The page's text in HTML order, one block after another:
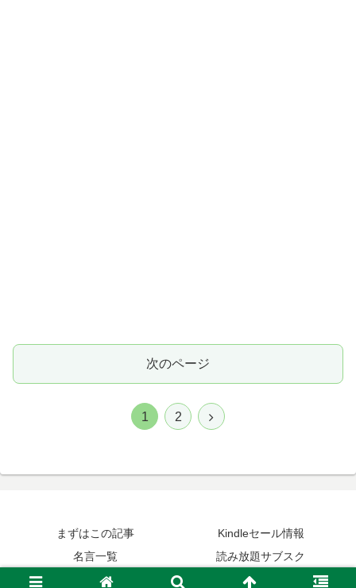
次のページ
1 2
次
まずはこの記事
Kindleセール情報
名言一覧
読み放題サブスク
© 2015-2026 読みたい本が見つかる名言集ブログ.